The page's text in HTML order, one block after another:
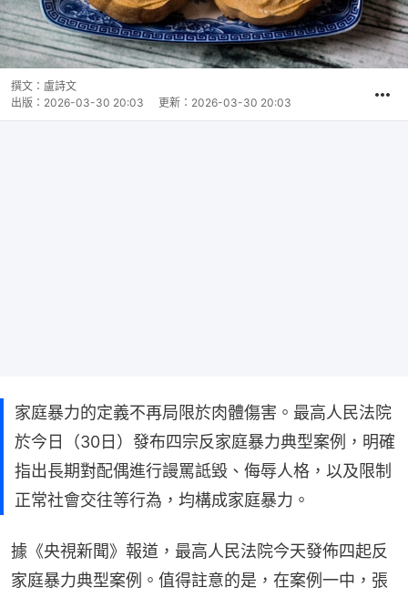
撰文： 盧詩文
出版： 2026-03-30 20:03 更新： 2026-03-30 20:03
家庭暴力的定義不再局限於肉體傷害。最高人民法院
於今日（30日）發布四宗反家庭暴力典型案例，明確
指出長期對配偶進行謾罵詆毀、侮辱人格，以及限制
正常社會交往等行為，均構成家庭暴力。
據《央視新聞》報道，最高人民法院今天發佈四起反
家庭暴力典型案例。值得註意的是，在案例一中，張